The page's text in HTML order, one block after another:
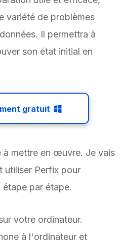
variété de problèmes
Il permettra à
son état initial en
gratuit
à mettre en œuvre. Je vais
utiliser Perfix pour
par étape.
votre ordinateur.
à l'ordinateur et